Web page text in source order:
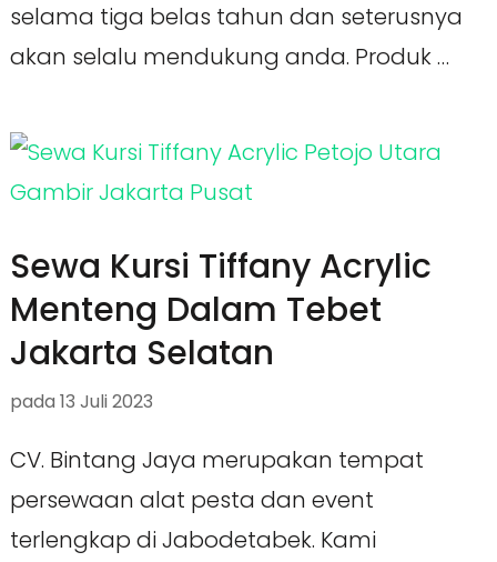
selama tiga belas tahun dan seterusnya
akan selalu mendukung anda. Produk …
Sewa Kursi Tiffany Acrylic
Menteng Dalam Tebet
Jakarta Selatan
pada 13 Juli 2023
CV. Bintang Jaya merupakan tempat
persewaan alat pesta dan event
terlengkap di Jabodetabek. Kami